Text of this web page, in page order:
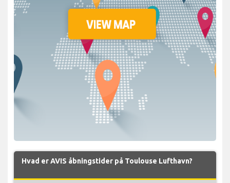
Hvad er AVIS åbningstider på Toulouse Lufthavn?